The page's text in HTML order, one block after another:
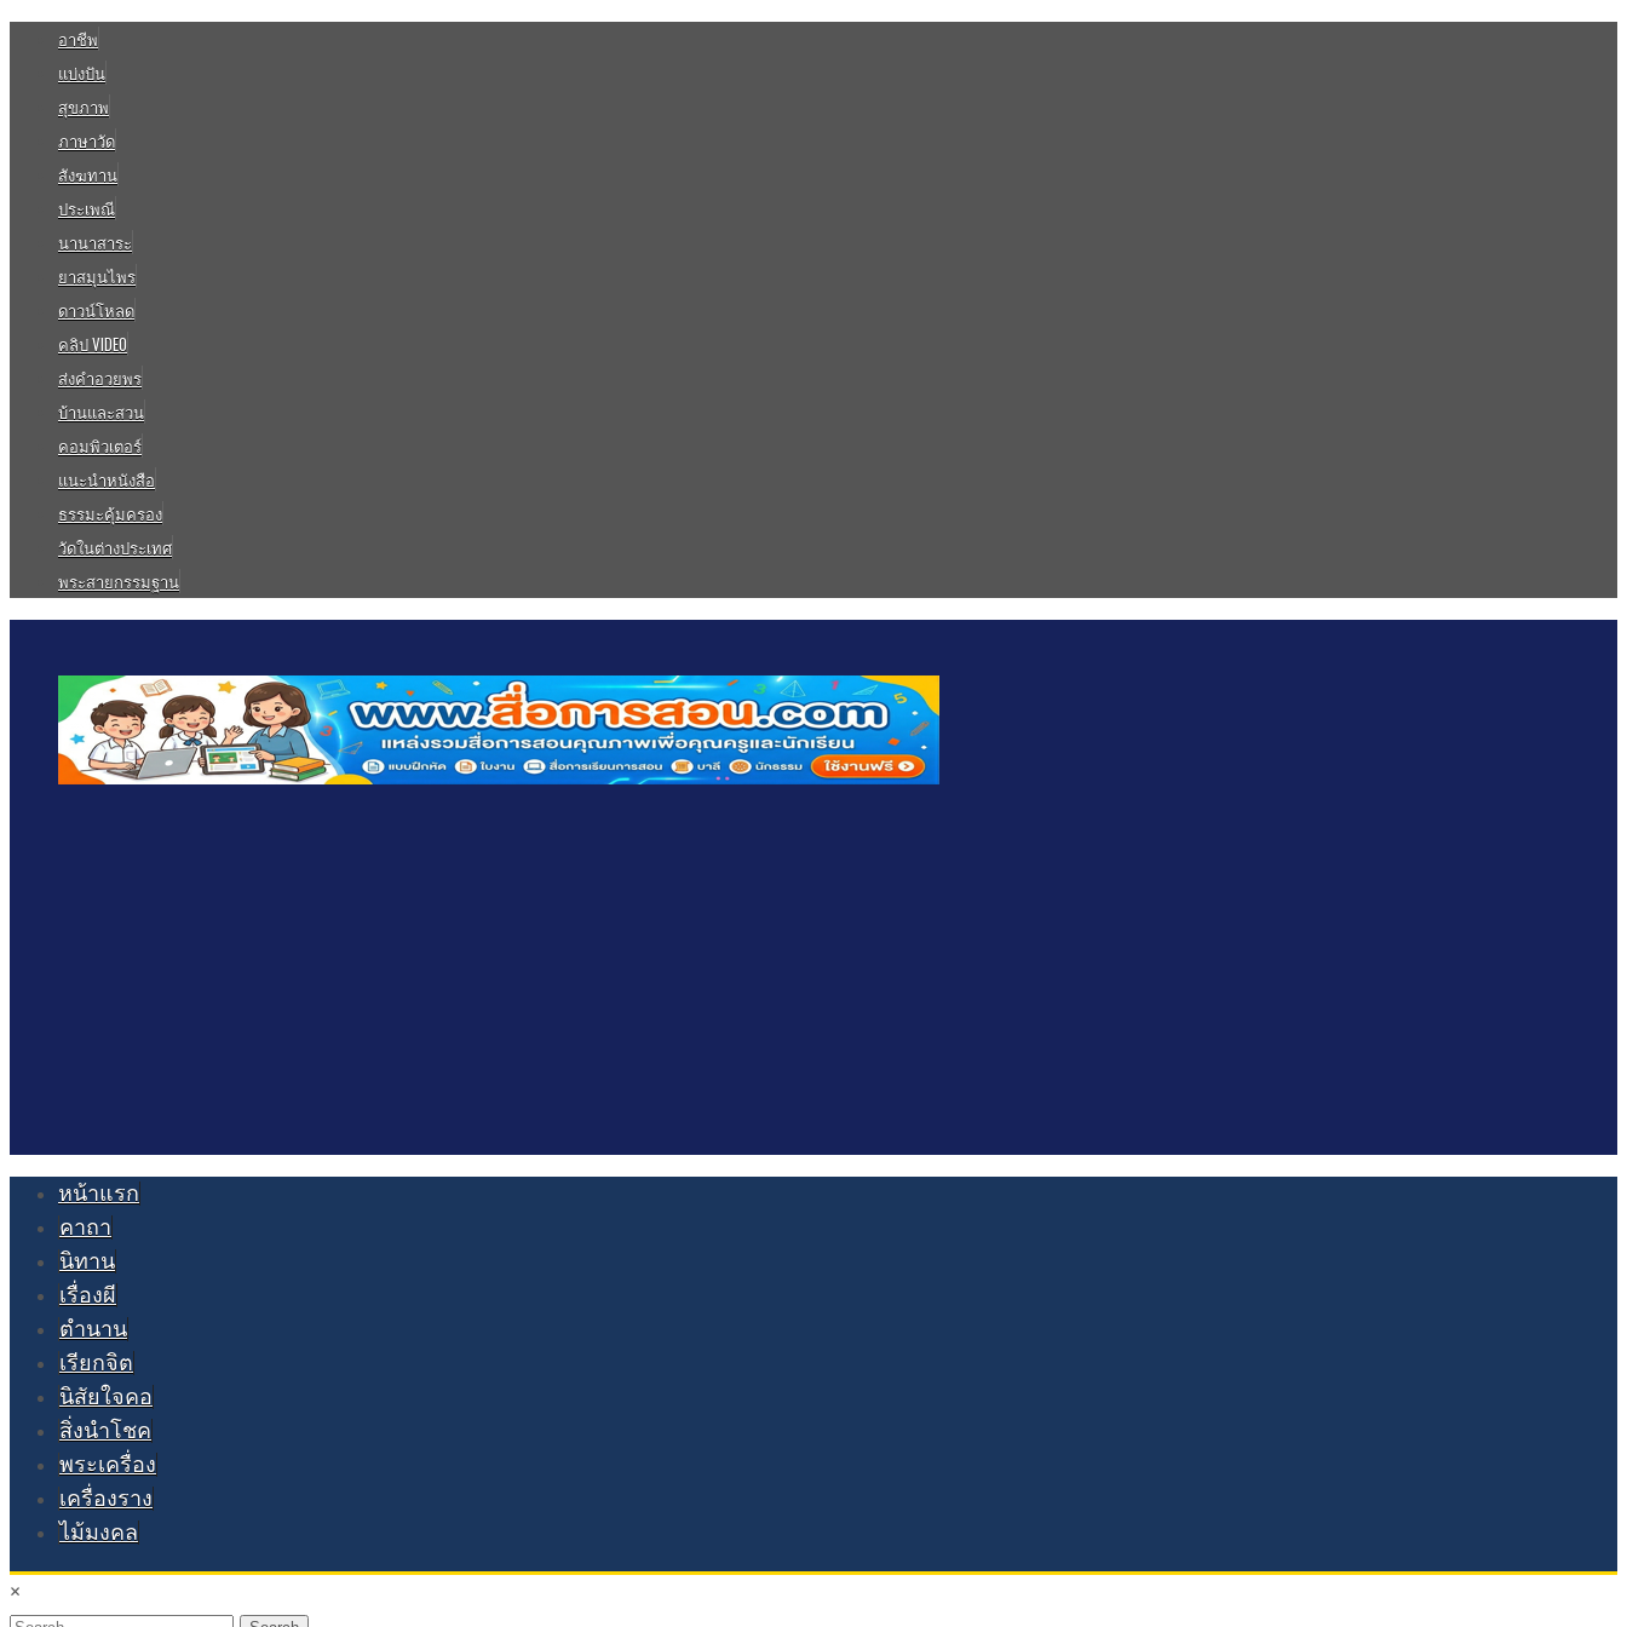
อาชีพ
แบ่งปัน
สุขภาพ
ภาษาวัด
สังฆทาน
ประเพณี
นานาสาระ
ยาสมุนไพร
ดาวน์โหลด
คลิป VIDEO
ส่งคำอวยพร
บ้านและสวน
คอมพิวเตอร์
แนะนำหนังสือ
ธรรมะคุ้มครอง
วัดในต่างประเทศ
พระสายกรรมฐาน
หน้าแรก
คาถา
นิทาน
เรื่องผี
ตำนาน
เรียกจิต
นิสัยใจคอ
สิ่งนำโชค
พระเครื่อง
เครื่องราง
ไม้มงคล
×